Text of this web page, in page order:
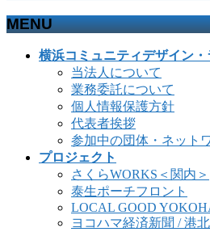
MENU
横浜コミュニティデザイン
当法人について
業務委託について
個人情報保護方針
代表者挨拶
参加中の団体・ネット
プロジェクト
さくらWORKS＜関内＞
泰生ポーチフロント
LOCAL GOOD
ヨコハマ経済新聞 / 港